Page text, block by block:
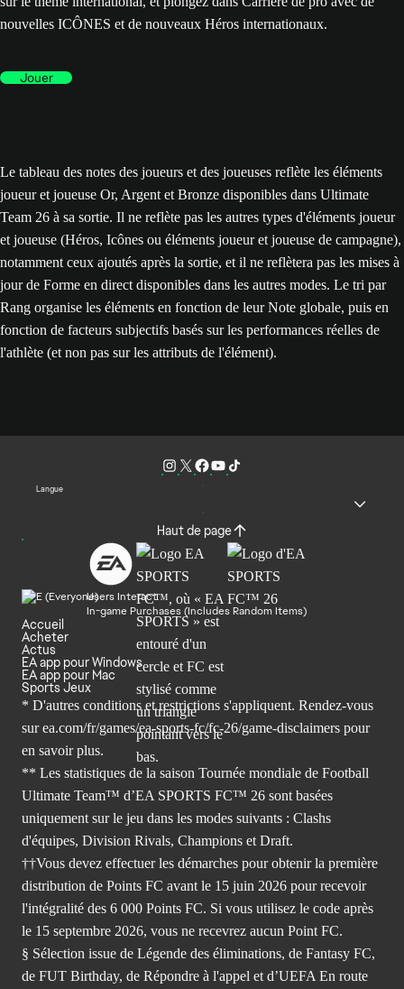
nouvelles ICÔNES et de nouveaux Héros internationaux.
Jouer
Le tableau des notes des joueurs et des joueuses reflète les éléments
joueur et joueuse Or, Argent et Bronze disponibles dans Ultimate
Team 26 à sa sortie. Il ne reflète pas les autres types d'éléments joueur
et joueuse (Héros, Icônes ou éléments joueur et joueuse de campagne),
notamment ceux ajoutés après la sortie, et il ne reflètera pas les mises à
jour de Forme en direct disponibles dans les autres modes. Le tri par
Rang organise les éléments en fonction de leur Note globale, puis en
fonction de facteurs subjectifs basés sur les performances réelles de
l'athlète (et non pas sur les attributs de l'élément).
Langue
Haut de page
Users Interact
In-game Purchases (Includes Random Items)
Accueil
Acheter
Actus
EA app pour Windows
EA app pour Mac
Sports Jeux
* D'autres conditions et restrictions s'appliquent. Rendez-vous
sur ea.com/fr/games/ea-sports-fc/fc-26/game-disclaimers pour
en savoir plus.
** Les statistiques de la saison Tournée mondiale de Football
Ultimate Team™ d’EA SPORTS FC™ 26 sont basées
uniquement sur le jeu dans les modes suivants : Clashs
d'équipes, Division Rivals, Champions et Draft.
††Vous devez effectuer les démarches pour obtenir la première
distribution de Points FC avant le 15 juin 2026 pour recevoir
l'intégralité des 6 000 Points FC. Si vous utilisez le code après
le 15 septembre 2026, vous ne recevrez aucun Point FC.
§ Sélection issue de Légende des éliminations, de Fantasy FC,
de FUT Birthday, de Répondre à l'appel et d’UEFA En route